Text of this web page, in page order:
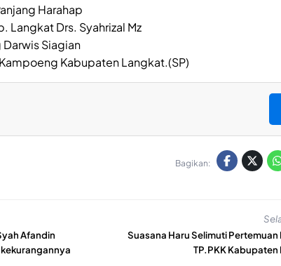
Harahap
Langkat Drs. Syahrizal Mz
Siagian
Kabupaten Langkat.(SP)
Bagikan:
Afandin
Suasana Haru Selimuti Pertemuan
TP.PKK